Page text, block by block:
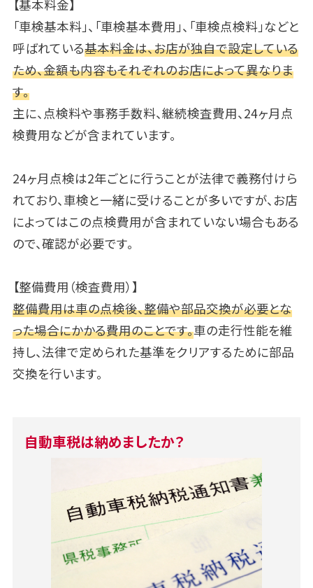
【基本料金】
「車検基本料」、「車検基本費用」、「車検点検料」などと
呼ばれている基本料金は、お店が独自で設定している
ため、金額も内容もそれぞれのお店によって異なりま
す。
主に、点検料や事務手数料、継続検査費用、24ヶ月点
検費用などが含まれています。
24ヶ月点検は2年ごとに行うことが法律で義務付けら
れており、車検と一緒に受けることが多いですが、お店
によってはこの点検費用が含まれていない場合もある
ので、確認が必要です。
【整備費用（検査費用）】
整備費用は車の点検後、整備や部品交換が必要とな
った場合にかかる費用のことです。車の走行性能を維
持し、法律で定められた基準をクリアするために部品
交換を行います。
自動車税は納めましたか？